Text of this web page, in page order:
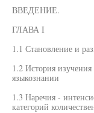
ВВЕДЕНИЕ.
ГЛАВА I
1.1 Становление и
1.2 История
языкознании
1.3 Наречия -
категорий